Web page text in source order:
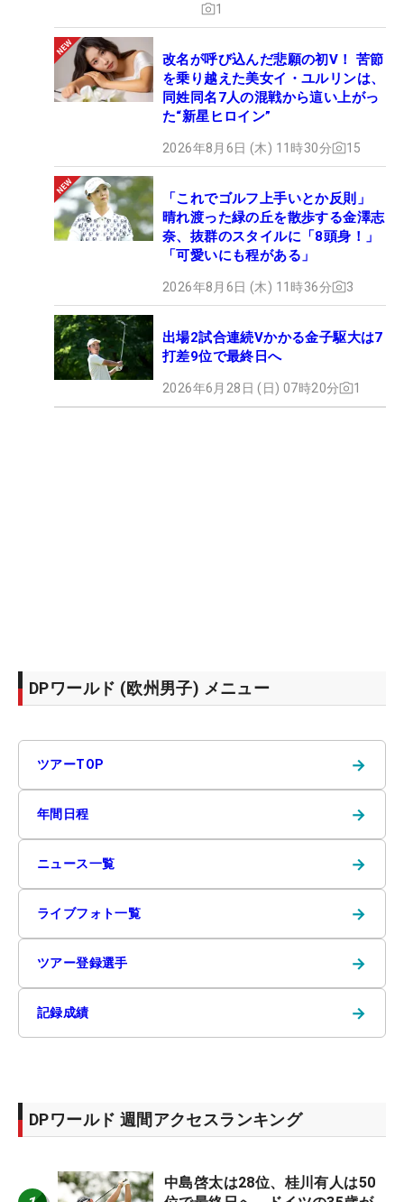
1
改名が呼び込んだ悲願の初V！ 苦節
を乗り越えた美女イ・ユルリンは、
同姓同名7人の混戦から這い上がっ
た“新星ヒロイン”
2026年8月6日 (木) 11時30分 15
「これでゴルフ上手いとか反則」
晴れ渡った緑の丘を散歩する金澤志
奈、抜群のスタイルに「8頭身！」
「可愛いにも程がある」
2026年8月6日 (木) 11時36分 3
出場2試合連続Vかかる金子駆大は7
打差9位で最終日へ
2026年6月28日 (日) 07時20分 1
DPワールド (欧州男子) メニュー
ツアーTOP →
年間日程 →
ニュース一覧 →
ライブフォト一覧 →
ツアー登録選手 →
記録成績 →
DPワールド 週間アクセスランキング
中島啓太は28位、桂川有人は50